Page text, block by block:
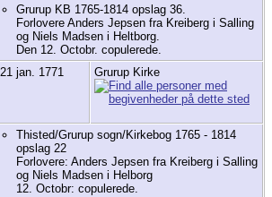
Grurup KB 1765-1814 opslag 36.
Forlovere Anders Jepsen fra Kreiberg i Salling
og Niels Madsen i Heltborg.
Den 12. Octobr. copulerede.
21 jan. 1771 Grurup Kirke
Thisted/Grurup sogn/Kirkebog 1765 - 1814
opslag 22
Forlovere: Anders Jepsen fra Kreiberg i Salling
og Niels Madsen i Helborg
12. Octobr: copulerede.